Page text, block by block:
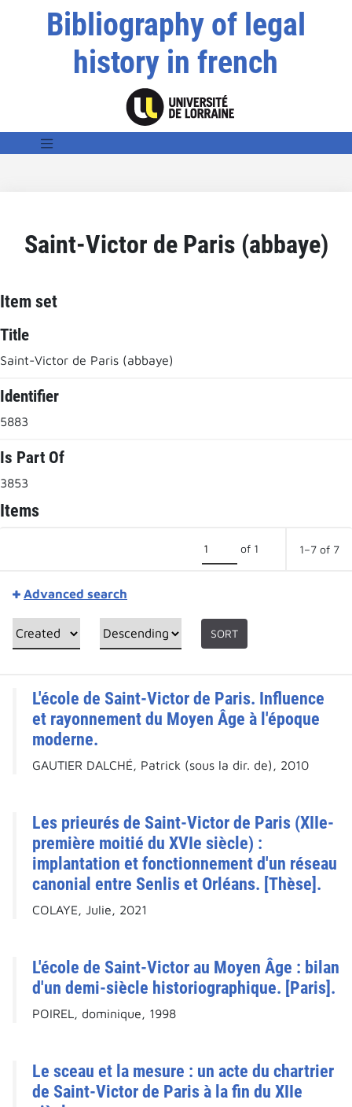
Bibliography of legal
history in french
Saint-Victor de Paris (abbaye)
Item set
Title
Saint-Victor de Paris (abbaye)
Identifier
5883
Is Part Of
3853
Items
of 1 1–7 of 7
Advanced search
SORT
L'école de Saint-Victor de Paris. Influence
et rayonnement du Moyen Âge à l'époque
moderne.
GAUTIER DALCHÉ, Patrick (sous la dir. de), 2010
Les prieurés de Saint-Victor de Paris (XIIe-
première moitié du XVIe siècle) :
implantation et fonctionnement d'un réseau
canonial entre Senlis et Orléans. [Thèse].
COLAYE, Julie, 2021
L'école de Saint-Victor au Moyen Âge : bilan
d'un demi-siècle historiographique. [Paris].
POIREL, dominique, 1998
Le sceau et la mesure : un acte du chartrier
de Saint-Victor de Paris à la fin du XIIe